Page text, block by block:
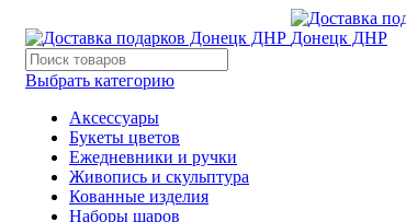
Выбрать категорию
Аксессуары
Букеты цветов
Ежедневники и ручки
Живопись и скульптура
Кованные изделия
Наборы шаров